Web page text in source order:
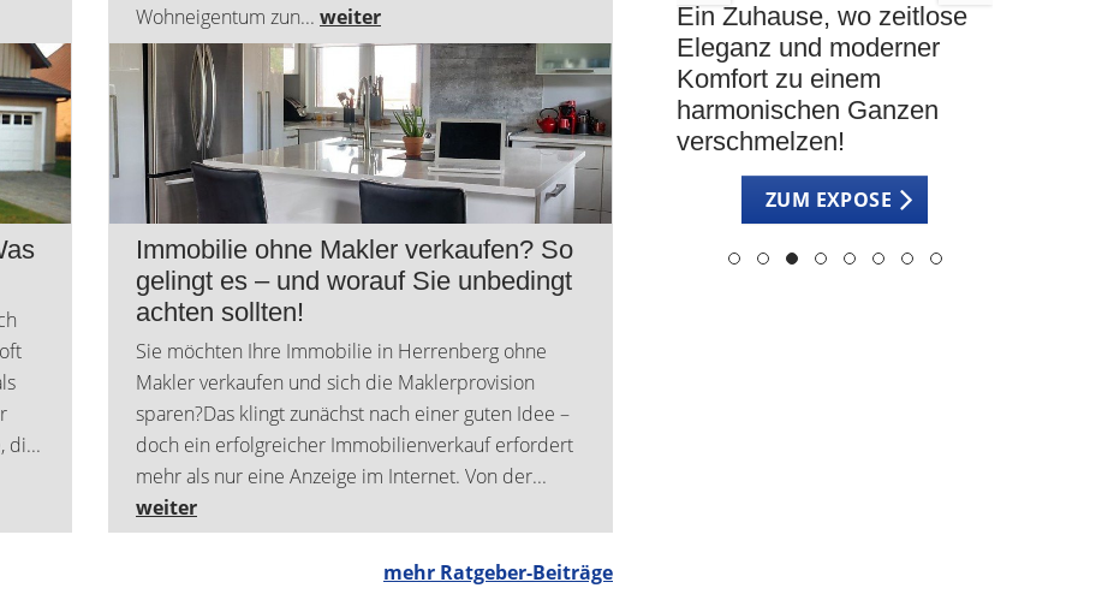
Wohneigentum zun... weiter
di...
Immobilie ohne Makler verkaufen? So
gelingt es – und worauf Sie unbedingt
achten sollten!
Sie möchten Ihre Immobilie in Herrenberg ohne
Makler verkaufen und sich die Maklerprovision
sparen?Das klingt zunächst nach einer guten Idee –
doch ein erfolgreicher Immobilienverkauf erfordert
mehr als nur eine Anzeige im Internet. Von der...
weiter
mehr Ratgeber-Beiträge
Mehrfamilienhaus mit drei
Wohneinheiten und
vielseitigem
Nutzungspotenzial
ZUM EXPOSE
Exklusives
Einfamilienhaus mit Top-
Anbindung nach Böblingen
und Stuttgart
ZUM EXPOSE
Ein Zuhause, wo zeitlose
Eleganz und moderner
Komfort zu einem
harmonischen Ganzen
verschmelzen!
ZUM EXPOSE